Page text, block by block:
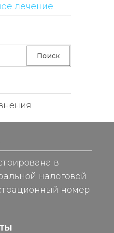
лечение
Поиск
в
налоговой
номер